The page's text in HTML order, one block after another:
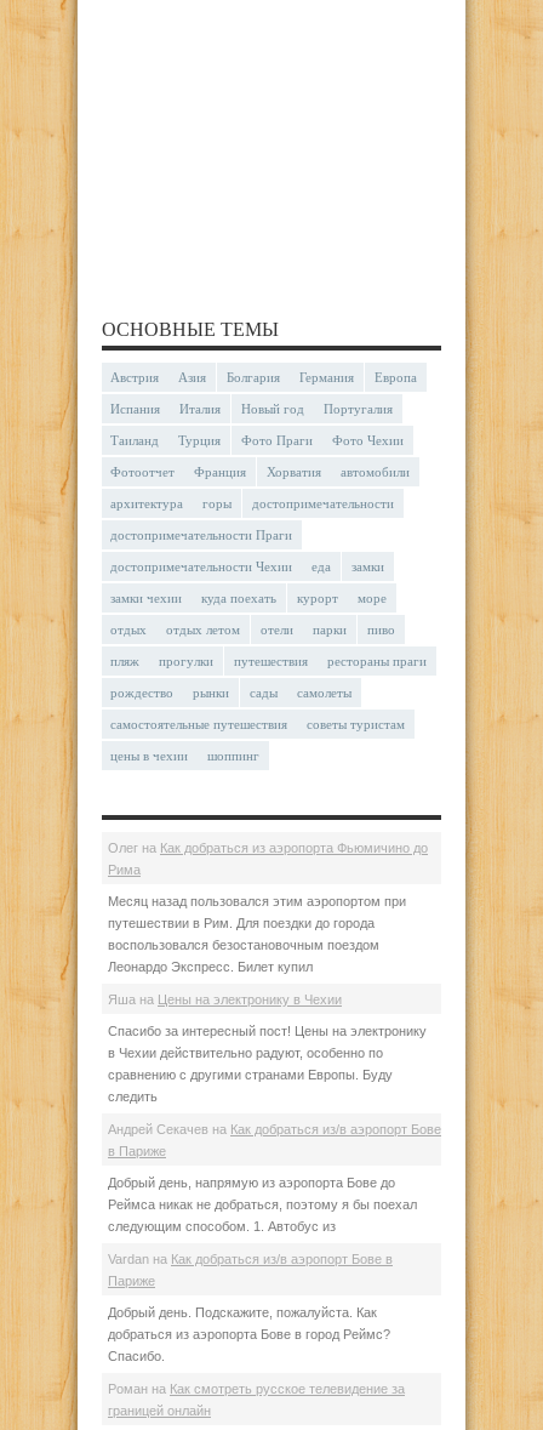
ОСНОВНЫЕ ТЕМЫ
Австрия Азия Болгария Германия Европа
Испания Италия Новый год Португалия
Таиланд Турция Фото Праги Фото Чехии
Фотоотчет Франция Хорватия автомобили
архитектура горы достопримечательности
достопримечательности Праги
достопримечательности Чехии еда замки
замки чехии куда поехать курорт море
отдых отдых летом отели парки пиво
пляж прогулки путешествия рестораны праги
рождество рынки сады самолеты
самостоятельные путешествия советы туристам
цены в чехии шоппинг
Олег на Как добраться из аэропорта Фьюмичино до
Рима
Месяц назад пользовался этим аэропортом при
путешествии в Рим. Для поездки до города
воспользовался безостановочным поездом
Леонардо Экспресс. Билет купил
Яша на Цены на электронику в Чехии
Спасибо за интересный пост! Цены на электронику
в Чехии действительно радуют, особенно по
сравнению с другими странами Европы. Буду
следить
Андрей Секачев на Как добраться из/в аэропорт Бове
в Париже
Добрый день, напрямую из аэропорта Бове до
Реймса никак не добраться, поэтому я бы поехал
следующим способом. 1. Автобус из
Vardan на Как добраться из/в аэропорт Бове в
Париже
Добрый день. Подскажите, пожалуйста. Как
добраться из аэропорта Бове в город Реймс?
Спасибо.
Роман на Как смотреть русское телевидение за
границей онлайн